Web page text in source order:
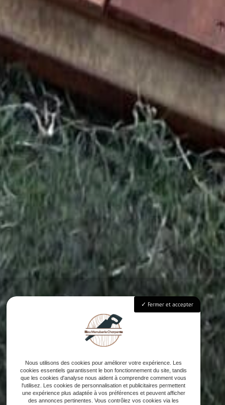
Fermer et accepter
Nous utilisons des cookies pour améliorer votre expérience. Les
cookies essentiels garantissent le bon fonctionnement du site, tandis
que les cookies d'analyse nous aident à comprendre comment vous
l'utilisez. Les cookies de personnalisation et publicitaires permettent
une expérience plus adaptée à vos préférences et peuvent afficher
des annonces pertinentes. Vous contrôlez vos cookies via les